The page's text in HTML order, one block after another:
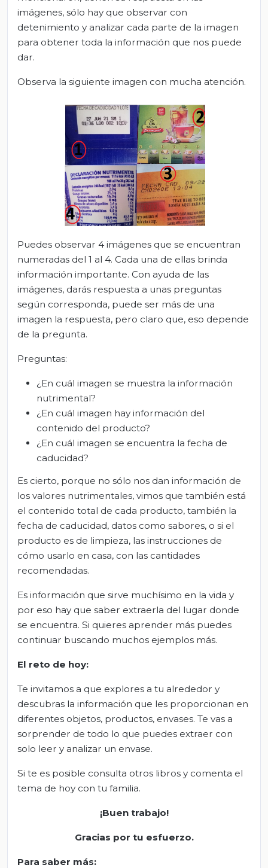
imágenes, sólo hay que observar con
detenimiento y analizar cada parte de la imagen
para obtener toda la información que nos puede
dar.
Observa la siguiente imagen con mucha atención.
Puedes observar 4 imágenes que se encuentran
numeradas del 1 al 4. Cada una de ellas brinda
información importante. Con ayuda de las
imágenes, darás respuesta a unas preguntas
según corresponda, puede ser más de una
imagen la respuesta, pero claro que, eso depende
de la pregunta.
Preguntas:
¿En cuál imagen se muestra la información
nutrimental?
¿En cuál imagen hay información del
contenido del producto?
¿En cuál imagen se encuentra la fecha de
caducidad?
Es cierto, porque no sólo nos dan información de
los valores nutrimentales, vimos que también está
el contenido total de cada producto, también la
fecha de caducidad, datos como sabores, o si el
producto es de limpieza, las instrucciones de
cómo usarlo en casa, con las cantidades
recomendadas.
Es información que sirve muchísimo en la vida y
por eso hay que saber extraerla del lugar donde
se encuentra. Si quieres aprender más puedes
continuar buscando muchos ejemplos más.
El reto de hoy:
Te invitamos a que explores a tu alrededor y
descubras la información que les proporcionan en
diferentes objetos, productos, envases. Te vas a
sorprender de todo lo que puedes extraer con
solo leer y analizar un envase.
Si te es posible consulta otros libros y comenta el
tema de hoy con tu familia.
¡Buen trabajo!
Gracias por tu esfuerzo.
Para saber más: